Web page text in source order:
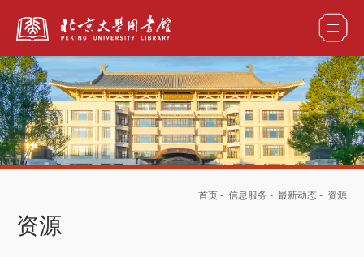
全部资源
首页 - 信息服务 - 最新动态 - 资源
资源